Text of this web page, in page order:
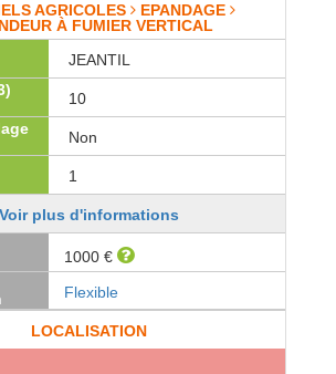
AGRICOLES EPANDAGE
À FUMIER VERTICAL
JEANTIL
10
Non
1
Voir plus d'informations
1000 €
Flexible
LOCALISATION